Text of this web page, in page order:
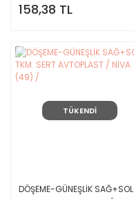
158,38 TL
TÜKENDİ
DÖŞEME-GÜNEŞLİK SAĞ+SOL